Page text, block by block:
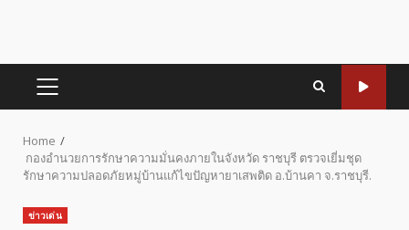
PRIMARY
Home
กองอำนวยการรักษาความมั่นคงภายในจังหวัด ราชบุรี ตรวจเยี่มชุด
รักษาความปลอดภัยหมู่บ้านแก้ไขปัญหายาเสพติด อ.บ้านคา จ.ราชบุรี.
ข่าวเด่น